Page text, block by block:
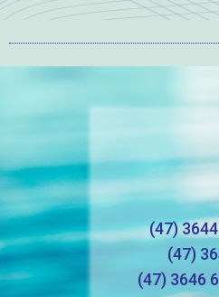
(47)
(47)
(47) 3646